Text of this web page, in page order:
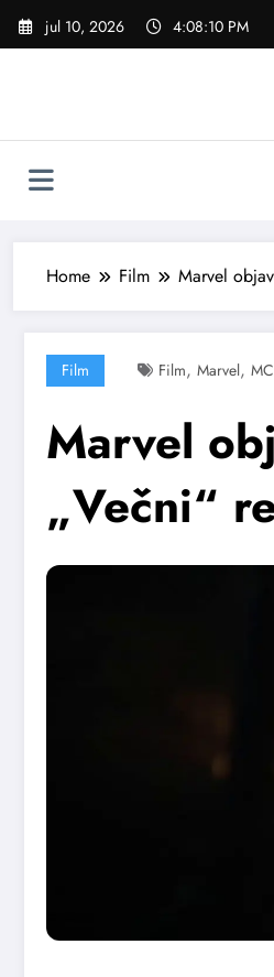
Skoči
jul 10, 2026 4:08:11 PM
Home Film Marvel
Film Film, Marvel,
Marvel
„Večni“